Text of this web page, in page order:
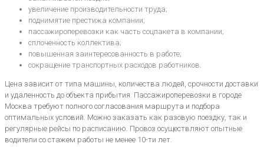
увеличение производительности труда;
поднимятие престижа компании;
пассажироперевозки как часть соцпакета в компании;
сплоченность коллектива;
повышенная заинтересованность в работе;
сокращение транспортных расходов работников.
Цена зависит от типа машины, количества людей, срочности доставки
и удаленность до объекта прибытия. Пассажироперевозки в городе
Москва требуют полного согласования маршрута и подбора
оптимальных условий. Можно заказать как разовую поездку, так и
регулярные рейсы по расписанию. Провоз осуществляют опытные
водители со стажем работы не менее 10-ти лет.